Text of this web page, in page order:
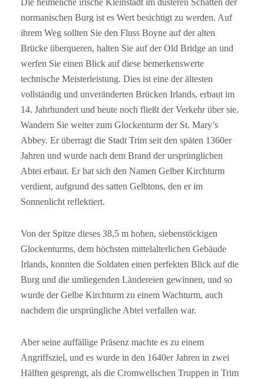
normanischen Burg ist es Wert besichtigt zu werden. Auf
ihrem Weg sollten Sie den Fluss Boyne auf der alten
Brücke überqueren, halten Sie auf der Old Bridge an und
werfen Sie einen Blick auf diese bemerkenswerte
technische Meisterleistung. Dies ist eine der ältesten
vollständig und unveränderten Brücken Irlands, erbaut im
14. Jahrhundert und heute noch fließt der Verkehr über sie.
Wandern Sie weiter zum Glockenturm der St. Mary’s
Abbey. Er überragt die Stadt Trim seit den späten 1360er
Jahren und wurde nach dem Brand der ursprünglichen
Abtei erbaut. Er hat sich den Namen Gelber Kirchturm
verdient, aufgrund des satten Gelbtons, den er im
Sonnenlicht reflektiert.
Von der Spitze dieses 38,5 m hohen, siebenstöckigen
Glockenturms, dem höchsten mittelalterlichen Gebäude
Irlands, konnten die Soldaten einen perfekten Blick auf die
Burg und die umliegenden Ländereien gewinnen, und so
wurde der Gelbe Kirchturm zu einem Wachturm, auch
nachdem die ursprüngliche Abtei verfallen war.
Aber seine auffällige Präsenz machte es zu einem
Angriffsziel, und es wurde in den 1640er Jahren in zwei
Hälften gesprengt, als die Cromwellschen Truppen in Trim